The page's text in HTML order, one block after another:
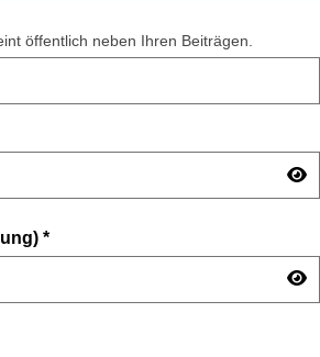
öffentlich neben Ihren Beiträgen.
*